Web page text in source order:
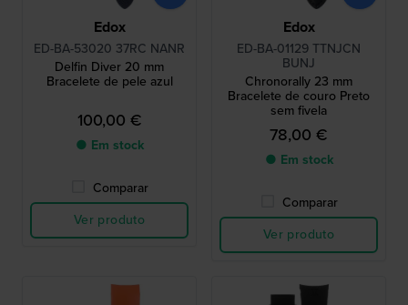
Edox
ED-BA-53020 37RC NANR
Delfin Diver 20 mm
Bracelete de pele azul
100,00 €
● Em stock
Comparar
Ver produto
Edox
ED-BA-01129 TTNJCN
BUNJ
Chronorally 23 mm
Bracelete de couro Preto
sem fivela
78,00 €
● Em stock
Comparar
Ver produto